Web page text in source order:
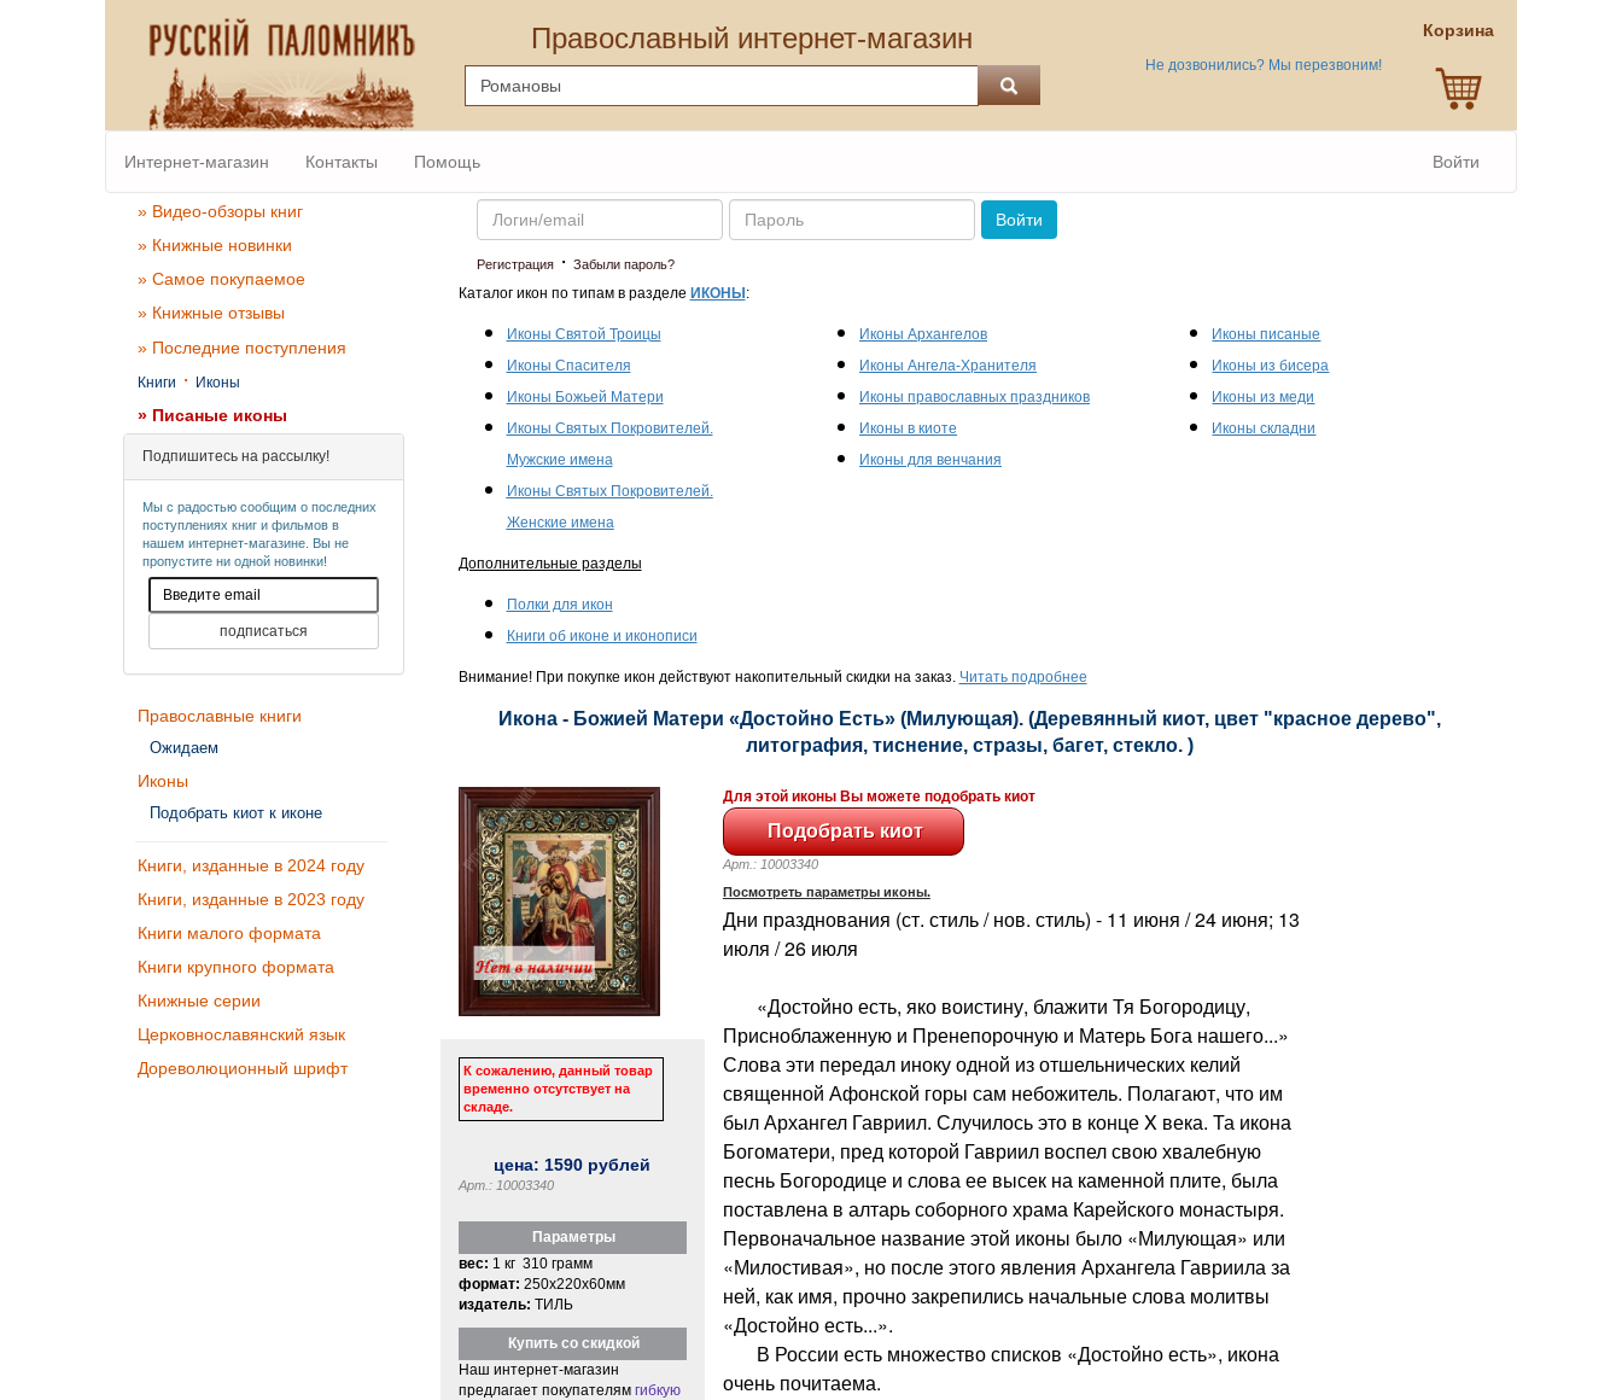
Православный интернет-магазин
Не дозвонились? Мы перезвоним!
Корзина
Интернет-магазин Контакты Помощь Войти
» Видео-обзоры книг
» Книжные новинки
» Самое покупаемое
» Книжные отзывы
» Последние поступления
Книги · Иконы
» Писаные иконы
Подпишитесь на рассылку!
Мы с радостью сообщим о последних
поступлениях книг и фильмов в
нашем интернет-магазине. Вы не
пропустите ни одной новинки!
Православные книги
Ожидаем
Иконы
Подобрать киот к иконе
Книги, изданные в 2024 году
Книги, изданные в 2023 году
Книги малого формата
Книги крупного формата
Книжные серии
Церковнославянский язык
Дореволюционный шрифт
Email Пароль
Войти
Регистрация· Забыли пароль?
Каталог икон по типам в разделе ИКОНЫ :
Иконы Святой Троицы
Иконы Спасителя
Иконы Божьей Матери
Иконы Святых Покровителей.
Мужские имена
Иконы Святых Покровителей.
Женские имена
Иконы Архангелов
Иконы Ангела-Хранителя
Иконы православных праздников
Иконы в киоте
Иконы для венчания
Иконы писаные
Иконы из бисера
Иконы из меди
Иконы складни
Дополнительные разделы
Полки для икон
Книги об иконе и иконописи
Внимание! При покупке икон действуют накопительный скидки на заказ. Читать подробнее
Икона - Божией Матери «Достойно Есть» (Милующая). (Деревянный киот, цвет "красное дерево",
литография, тиснение, стразы, багет, стекло. )
К сожалению, данный товар
временно отсутствует на
складе.
цена: 1590 рублей
Арт.: 10003340
Параметры
вес: 1 кг 310 грамм
формат: 250x220x60мм
издатель: ТИЛЬ
Купить со скидкой
Наш интернет-магазин
предлагает покупателям гибкую
Для этой иконы Вы можете подобрать киот
Арт.: 10003340
Посмотреть параметры иконы.
Дни празднования (ст. стиль / нов. стиль) - 11 июня / 24 июня; 13
июля / 26 июля
«Достойно есть, яко воистину, блажити Тя Богородицу,
Присноблаженную и Пренепорочную и Матерь Бога нашего...»
Слова эти передал иноку одной из отшельнических келий
священной Афонской горы сам небожитель. Полагают, что им
был Архангел Гавриил. Случилось это в конце X века. Та икона
Богоматери, пред которой Гавриил воспел свою хвалебную
песнь Богородице и слова ее высек на каменной плите, была
поставлена в алтарь соборного храма Карейского монастыря.
Первоначальное название этой иконы было «Милующая» или
«Милостивая», но после этого явления Архангела Гавриила за
ней, как имя, прочно закрепились начальные слова молитвы
«Достойно есть...».
В России есть множество списков «Достойно есть», икона
очень почитаема.